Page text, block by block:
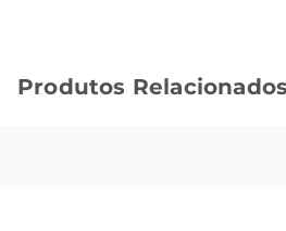
Sabonete Even Suave
Produtos Relacionados